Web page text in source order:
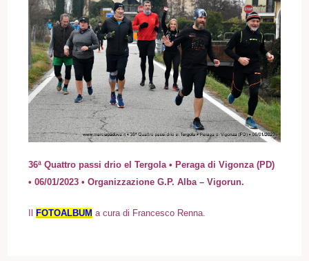
36ª Quattro passi drio el Tergola • Peraga di Vigonza (PD)
• 06/01/2023 • Organizzazione G.P. Alba – Vigorun.
FOTOALBUM a cura di Francesco Renna.